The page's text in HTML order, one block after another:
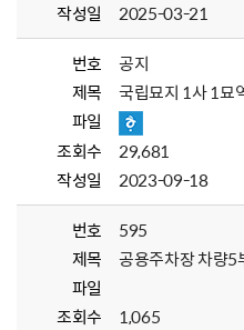
작성일
2025-03-21
번호
공지
제목
국립묘지 1사 1묘
파일
조회수
29,681
작성일
2023-09-18
번호
595
제목
공용주차장 차량5
파일
조회수
1,065